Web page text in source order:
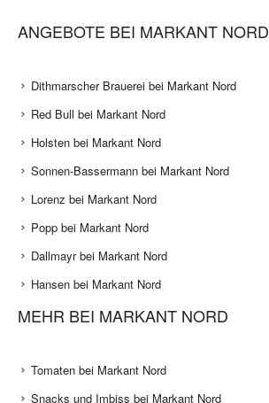
ANGEBOTE BEI MARKANT NORD
Dithmarscher Brauerei bei Markant Nord
Red Bull bei Markant Nord
Holsten bei Markant Nord
Sonnen-Bassermann bei Markant Nord
Lorenz bei Markant Nord
Popp bei Markant Nord
Dallmayr bei Markant Nord
Hansen bei Markant Nord
MEHR BEI MARKANT NORD
Tomaten bei Markant Nord
Snacks und Imbiss bei Markant Nord